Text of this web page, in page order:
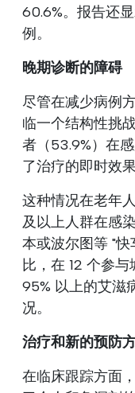
60.6%。报告还
例。
晚期诊断的障碍
尽管在减少病例
临一个结构性挑
者（53.9%）在
了治疗的即时效
这种情况在老年
及以上人群在感
本或波尔图等 "
比，在 12 个参
95% 以上的艾滋
况。
治疗和新的预防
在临床跟踪方面